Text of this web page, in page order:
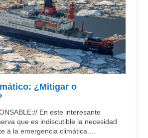
¿Mitigar o
En este interesante
que es indiscutible la necesidad
a la emergencia climática....